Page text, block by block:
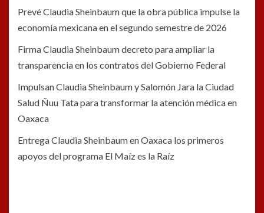
Prevé Claudia Sheinbaum que la obra pública impulse la
economía mexicana en el segundo semestre de 2026
Firma Claudia Sheinbaum decreto para ampliar la
transparencia en los contratos del Gobierno Federal
Impulsan Claudia Sheinbaum y Salomón Jara la Ciudad
Salud Ñuu Tata para transformar la atención médica en
Oaxaca
Entrega Claudia Sheinbaum en Oaxaca los primeros
apoyos del programa El Maíz es la Raíz